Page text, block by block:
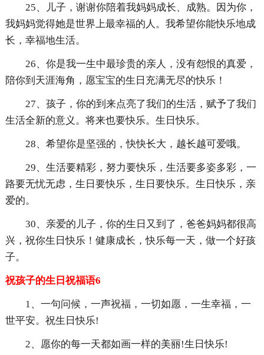
25、儿子，谢谢你陪着我妈妈成长、成熟。因为你，
我妈妈觉得她是世界上最幸福的人。我希望你能快乐地成
长，幸福地生活。
26、你是我一生中最珍贵的亲人，没有怨恨的真爱，
陪你到天涯海角，愿宝宝的生日充满无尽的快乐！
27、孩子，你的到来点亮了我们的生活，赋予了我们
生活全新的意义。将来也要快乐。生日快乐。
28、希望你是坚强的，快快长大，越长越可爱哦。
29、生活要精彩，努力要快乐，生活要多姿多彩，一
路要无忧无虑，生日要快乐，生日要快乐。生日快乐，亲
爱的。
30、亲爱的儿子，你的生日又到了，爸爸妈妈都很高
兴，祝你生日快乐！健康成长，快乐每一天，做一个好孩
子。
祝孩子的生日祝福语6
1、一句问候，一声祝福，一切如愿，一生幸福，一
世平安。祝生日快乐!
2、愿你的每一天都如画一样的美丽!生日快乐!